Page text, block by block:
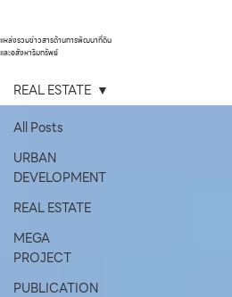
All Posts
URBAN
DEVELOPMENT
REAL ESTATE
MEGA
PROJECT
PUBLICATION
REAL ESTATE
แหล่งรวมข่าวสารด้านการพัฒนาที่ดิน
และอสังหาริมทรัพย์